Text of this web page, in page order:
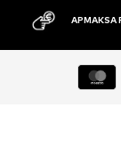
APMAKSA